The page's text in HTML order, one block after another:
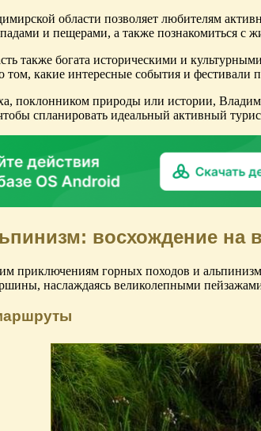
области позволяет любителям
и пещерами, а также познакомиться
также богата историческими и
какие интересные события и фестивали
поклонником природы или истории,
спланировать идеальный активный
восхождение
приключениям горных походов и
наслаждаясь великолепными